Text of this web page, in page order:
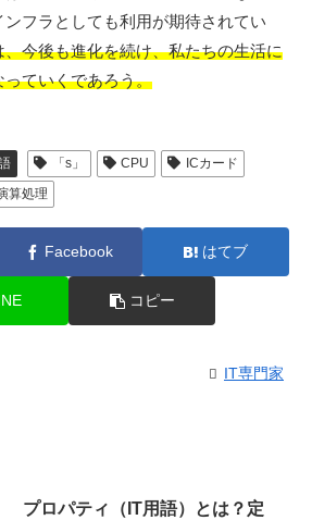
フラとしても利用が期待されてい
今後も進化を続け、私たちの生活に
ていくであろう。
「s」 CPU
ICカード
算処理
Facebook はてブ
コピー
IT専門家
プロパティ（IT用語）とは？定